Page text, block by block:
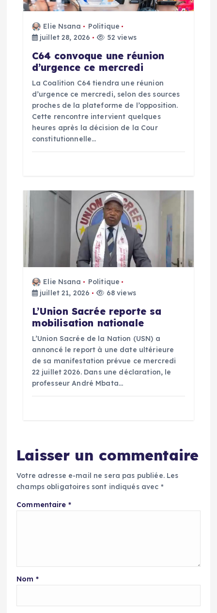
e
Elie Nsana
Politique
juillet 28, 2026
52 views
C64 convoque une réunion
d’urgence ce mercredi
La Coalition C64 tiendra une réunion
d’urgence ce mercredi, selon des sources
proches de la plateforme de l’opposition.
Cette rencontre intervient quelques
heures après la décision de la Cour
constitutionnelle…
Elie Nsana
Politique
juillet 21, 2026
68 views
L’Union Sacrée reporte sa
mobilisation nationale
L’Union Sacrée de la Nation (USN) a
annoncé le report à une date ultérieure
de sa manifestation prévue ce mercredi
22 juillet 2026. Dans une déclaration, le
professeur André Mbata…
Laisser un commentaire
Votre adresse e-mail ne sera pas publiée. Les
champs obligatoires sont indiqués avec *
Commentaire *
Nom *